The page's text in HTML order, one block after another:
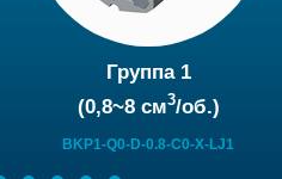
Группа 1
(0,8~8 см3/об.)
BKP1-Q0-D-0.8-C0-X-LJ1